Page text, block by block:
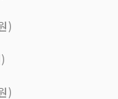
)
)